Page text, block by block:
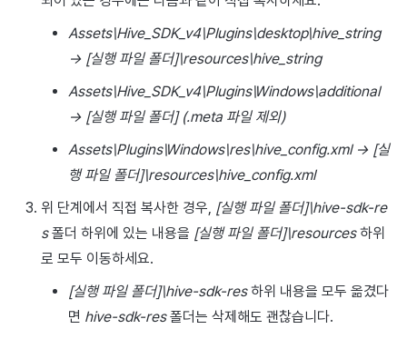
Assets\Hive_SDK_v4\Plugins\desktop\hive_string
→ [실행 파일 폴더]\resources\hive_string
Assets\Hive_SDK_v4\Plugins\Windows\additional
→ [실행 파일 폴더] (.meta 파일 제외)
Assets\Plugins\Windows\res\hive_config.xml → [실
행 파일 폴더]\resources\hive_config.xml
위 단계에서 직접 복사한 경우, [실행 파일 폴더]\hive-sdk-re
s폴더 하위에 있는 내용을 [실행 파일 폴더]\resources하위
로 모두 이동하세요.
[실행 파일 폴더]\hive-sdk-res하위 내용을 모두 옮겼다
면 hive-sdk-res폴더는 삭제해도 괜찮습니다.